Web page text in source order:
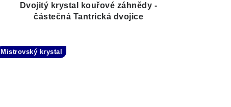
Dvojitý krystal kouřové záhnědy -
částečná Tantrická dvojice
Mistrovský krystal